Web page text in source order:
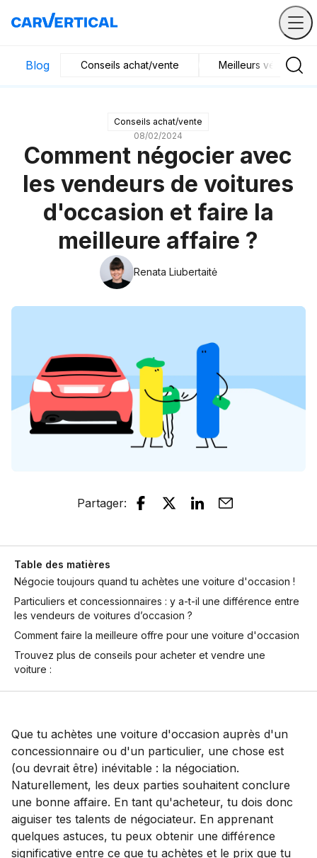
Blog Conseils achat/vente Meilleurs véhicules
Conseils achat/vente
08/02/2024
Comment négocier avec
les vendeurs de voitures
d'occasion et faire la
meilleure affaire ?
Renata Liubertaitė
Partager:
Table des matières
Négocie toujours quand tu achètes une voiture d'occasion !
Particuliers et concessionnaires : y a-t-il une différence entre
les vendeurs de voitures d’occasion ?
Comment faire la meilleure offre pour une voiture d'occasion
Trouvez plus de conseils pour acheter et vendre une
voiture :
Que tu achètes une voiture d'occasion auprès d'un
concessionnaire ou d'un particulier, une chose est
(ou devrait être) inévitable : la négociation.
Naturellement, les deux parties souhaitent conclure
une bonne affaire. En tant qu'acheteur, tu dois donc
aiguiser tes talents de négociateur. En apprenant
quelques astuces, tu peux obtenir une différence
significative entre ce que tu achètes et le prix que tu